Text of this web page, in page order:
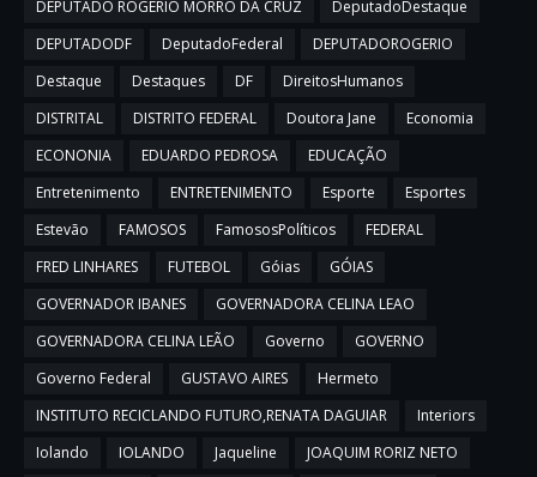
DEPUTADO ROGERIO MORRO DA CRUZ
DeputadoDestaque
DEPUTADODF
DeputadoFederal
DEPUTADOROGERIO
Destaque
Destaques DF
DireitosHumanos
DISTRITAL
DISTRITO FEDERAL Doutora Jane
Economia
ECONONIA
EDUARDO PEDROSA
EDUCAÇÃO
Entretenimento
ENTRETENIMENTO Esporte
Esportes
Estevão
FAMOSOS FamososPolíticos
FEDERAL
FRED LINHARES
FUTEBOL Góias
GÓIAS
GOVERNADOR IBANES
GOVERNADORA CELINA LEAO
GOVERNADORA CELINA LEÃO
Governo
GOVERNO
Governo Federal
GUSTAVO AIRES
Hermeto
INSTITUTO RECICLANDO FUTURO,RENATA DAGUIAR
Interiors
Iolando
IOLANDO Jaqueline
JOAQUIM RORIZ NETO